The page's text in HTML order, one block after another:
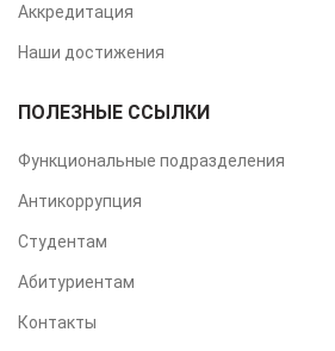
Аккредитация
Наши достижения
ПОЛЕЗНЫЕ ССЫЛКИ
Функциональные подразделения
Антикоррупция
Студентам
Абитуриентам
Контакты